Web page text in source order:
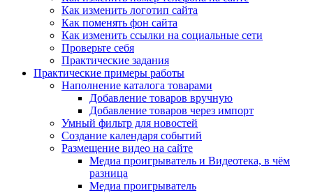
Как изменить логотип сайта
Как поменять фон сайта
Как изменить ссылки на социальные сети
Проверьте себя
Практические задания
Практические примеры работы
Наполнение каталога товарами
Добавление товаров вручную
Добавление товаров через импорт
Умный фильтр для новостей
Создание календаря событий
Размещение видео на сайте
Медиа проигрыватель и Видеотека, в чём
разница
Медиа проигрыватель